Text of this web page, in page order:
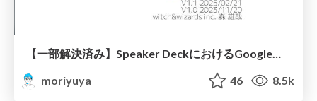
【一部解決済み】Speaker DeckにおけるGoogleスライドのフォントの問題解決/problem solving for google slides 2023
moriyuya
46 8.5k